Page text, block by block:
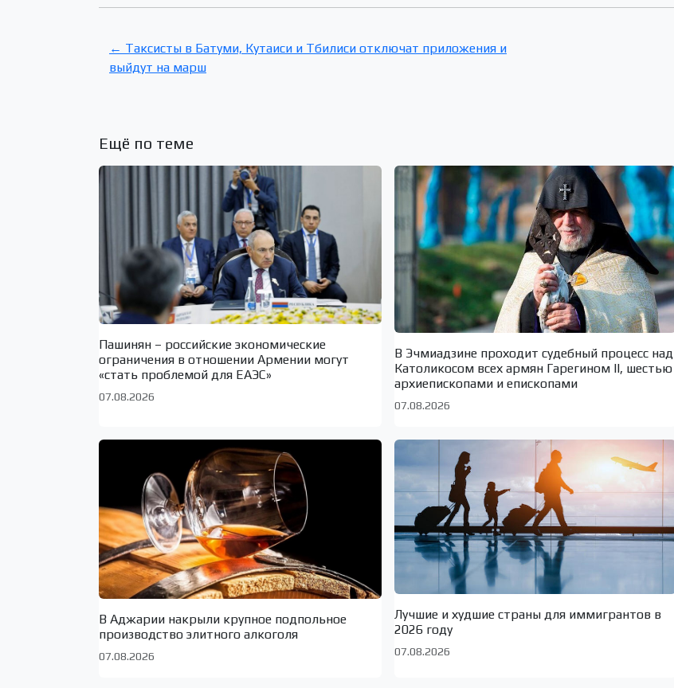
← Таксисты в Батуми, Кутаиси и Тбилиси отключат приложения и
выйдут на марш
Ещё по теме
Пашинян – российские экономические
ограничения в отношении Армении могут
«стать проблемой для ЕАЭС»
07.08.2026
В Эчмиадзине проходит судебный процесс над
Католикосом всех армян Гарегином II, шестью
архиепископами и епископами
07.08.2026
В Аджарии накрыли крупное подпольное
производство элитного алкоголя
07.08.2026
Лучшие и худшие страны для иммигрантов в
2026 году
07.08.2026